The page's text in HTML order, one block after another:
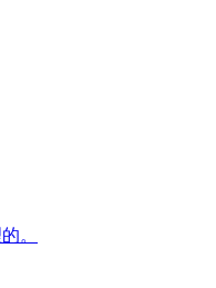
。